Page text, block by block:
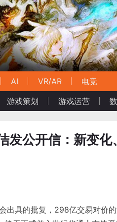
AI VR/AR
电竞
游戏策划 游戏运营
发公开信：新变化
出具的批复，298亿交易对价的